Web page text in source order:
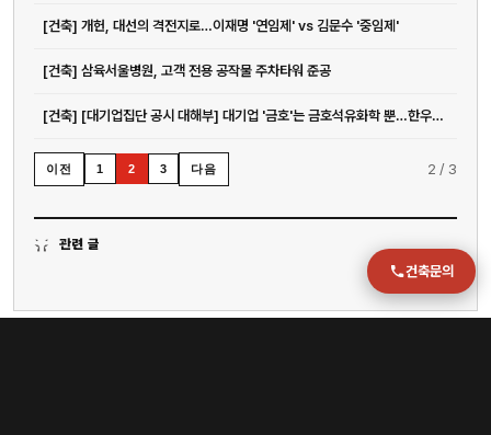
[건축] 개헌, 대선의 격전지로…이재명 '연임제' vs 김문수 '중임제'
[건축] 삼육서울병원, 고객 전용 공작물 주차타워 준공
[건축] [대기업집단 공시 대해부] 대기업 '금호'는 금호석유화학 뿐…한우물 전...
이전 1 2 3 다음 2 / 3
관련 글
건축문의
주소
POSCO 샤인오피스 306호
운영시간